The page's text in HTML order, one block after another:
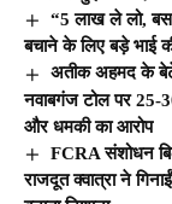
“5 लाख ले लो, बस
बचाने के लिए बड़े भाई
अतीक अहमद के
नवाबगंज टोल पर 25-
और धमकी का आरोप
FCRA संशोधन
राजदूत क्वात्रा ने